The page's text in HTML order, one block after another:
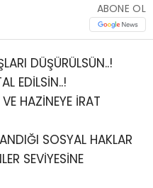
ABONE OL
DÜŞÜRÜLSÜN..!
EDİLSİN..!
HAZİNEYE İRAT
SOSYAL HAKLAR
SEVİYESİNE